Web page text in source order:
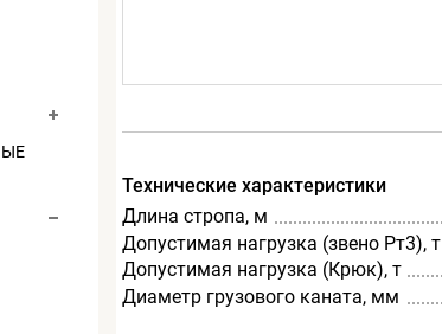
Технические характеристики
Длина стропа, м
Допустимая нагрузка (звено Рт3), т
Допустимая нагрузка (Крюк), т
Диаметр грузового каната, мм